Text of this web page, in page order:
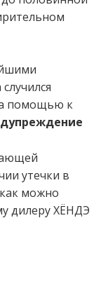
помощью к
утечки в
можно
дилеру ХЁНДЭ